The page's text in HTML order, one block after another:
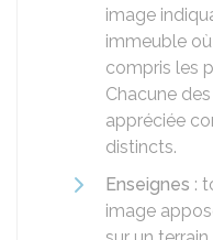
image
immeuble
compris les
Chacune
appréciée
distincts.
Enseignes :
image